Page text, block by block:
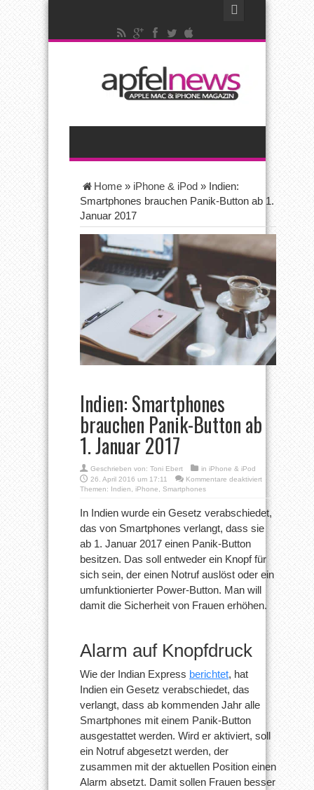
Home » iPhone & iPod » Indien:
Smartphones brauchen Panik-Button ab 1.
Januar 2017
Indien: Smartphones
brauchen Panik-Button ab
1. Januar 2017
Geschrieben von: Toni Ebert in iPhone & iPod
26. April 2016 um 17:11
Kommentare deaktiviertfür
Smartphones
brauchen
Panik-
Button
Januar
Themen: Indien iPhone Smartphones
In Indien wurde ein Gesetz verabschiedet,
das von Smartphones verlangt, dass sie
ab 1. Januar 2017 einen Panik-Button
besitzen. Das soll entweder ein Knopf für
sich sein, der einen Notruf auslöst oder ein
umfunktionierter Power-Button. Man will
damit die Sicherheit von Frauen erhöhen.
Alarm auf Knopfdruck
Wie der Indian Express berichtet, hat
Indien ein Gesetz verabschiedet, das
verlangt, dass ab kommenden Jahr alle
Smartphones mit einem Panik-Button
ausgestattet werden. Wird er aktiviert, soll
ein Notruf abgesetzt werden, der
zusammen mit der aktuellen Position einen
Alarm absetzt. Damit sollen Frauen besser